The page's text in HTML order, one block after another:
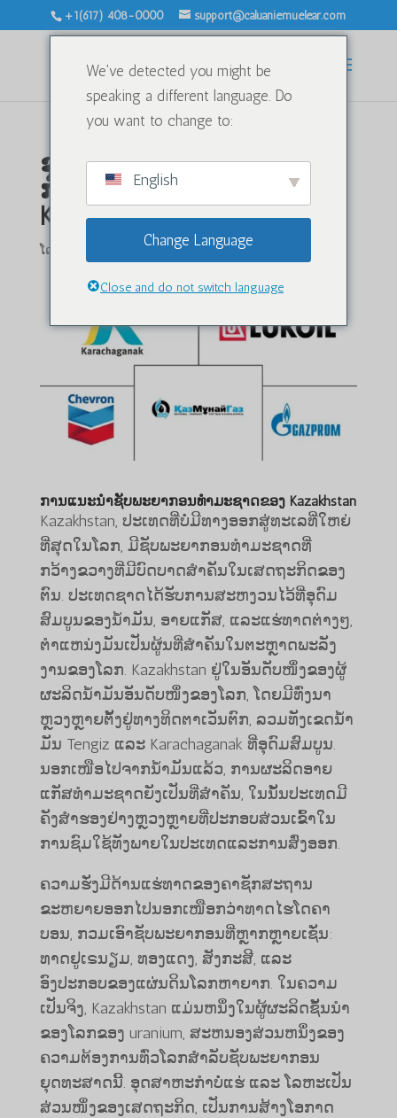
+1(617) 408-0000 support@caluaniemuelear.com
ຂຸດຄົ້ນທ່າແຮງຂອງອຸດສາຫະ
ກໍາເຄມີແລະອາຍແກັສຂອງ
Kazakhstan
ໂດຍ |ບໍ່ມີປະເພດ|0 ຄຳເຫັນ
ການແນະນໍາຊັບພະຍາກອນທໍາມະຊາດຂອງ Kazakhstan
Kazakhstan, ປະເທດທີ່ບໍ່ມີທາງອອກສູ່ທະເລທີ່ໃຫຍ່
ທີ່ສຸດໃນໂລກ, ມີຊັບພະຍາກອນທໍາມະຊາດທີ່
ກວ້າງຂວາງທີ່ມີບົດບາດສໍາຄັນໃນເສດຖະກິດຂອງ
ຕົນ. ປະ​ເທດ​ຊາດ​ໄດ້​ຮັບ​ການ​ສະ​ຫງວນ​ໄວ້​ທີ່​ອຸ​ດົມ​
ສົມ​ບູນ​ຂອງ​ນ​້​ໍາ​ມັນ, ອາຍ​ແກ​ັ​ສ, ແລະ​ແຮ່​ທາດ​ຕ່າງໆ,
ຕໍາ​ແຫນ່ງ​ມັນ​ເປັນ​ຜູ້ນ​ທີ່​ສໍາ​ຄັນ​ໃນ​ຕະ​ຫຼາດ​ພະ​ລັງ​
ງານ​ຂອງ​ໂລກ. Kazakhstan ຢູ່ໃນອັນດັບໜຶ່ງຂອງຜູ້
ຜະລິດນ້ຳມັນອັນດັບໜຶ່ງຂອງໂລກ, ໂດຍມີທົ່ງນາ
ຫຼວງຫຼາຍຕັ້ງຢູ່ທາງທິດຕາເວັນຕົກ, ລວມທັງເຂດນ້ຳ
ມັນ Tengiz ແລະ Karachaganak ທີ່ອຸດົມສົມບູນ.
ນອກ​ເໜືອ​ໄປ​ຈາກ​ນ້ຳມັນ​ແລ້ວ, ການ​ຜະລິດ​ອາຍ​
ແກັສທຳ​ມະ​ຊາດ​ຍັງ​ເປັນ​ທີ່​ສຳຄັນ, ​ໃນ​ນັ້ນ​ປະ​ເທດ​ມີ​
ຄັງ​ສຳຮອງ​ຢ່າງ​ຫຼວງ​ຫຼາຍ​ທີ່​ປະກອບສ່ວນ​ເຂົ້າ​ໃນ​
ການ​ຊົມ​ໃຊ້​ທັງ​ພາຍ​ໃນ​ປະ​ເທດ​ແລະ​ການ​ສົ່ງ​ອອກ.
ຄວາມຮັ່ງມີດ້ານແຮ່ທາດຂອງຄາຊັກສະຖານ
ຂະຫຍາຍອອກໄປນອກເໜືອກວ່າທາດໄຮໂດຄາ
ບອນ, ກວມເອົາຊັບພະຍາກອນທີ່ຫຼາກຫຼາຍເຊັ່ນ:
ທາດຢູເຣນຽມ, ທອງແດງ, ສັງກະສີ, ແລະ
ອົງປະກອບຂອງແຜ່ນດິນໂລກຫາຍາກ. ໃນຄວາມ
ເປັນຈິງ, Kazakhstan ແມ່ນຫນຶ່ງໃນຜູ້ຜະລິດຊັ້ນນໍາ
ຂອງໂລກຂອງ uranium, ສະຫນອງສ່ວນຫນຶ່ງຂອງ
ຄວາມຕ້ອງການທົ່ວໂລກສໍາລັບຊັບພະຍາກອນ
ຍຸດທະສາດນີ້. ອຸດສາຫະກຳ​ບໍ່​ແຮ່ ​ແລະ ໂລຫະ​ເປັນ​
ສ່ວນ​ໜຶ່ງ​ຂອງ​ເສດຖະກິດ, ​ເປັນ​ການ​ສ້າງ​ໂອກາດ​
We've detected you might be
speaking a different language. Do
you want to change to:
English
Change Language
Close and do not switch language